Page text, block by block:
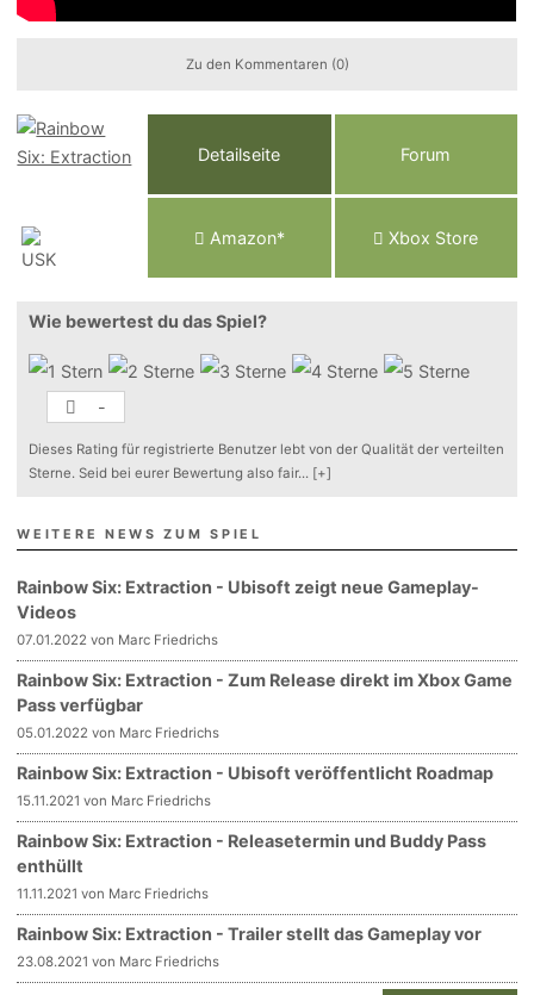
Zu den Kommentaren (0)
Detailseite Forum
Amazon* Xbox Store
Wie bewertest du das Spiel?
-
Dieses Rating für registrierte Benutzer lebt von der Qualität der verteilten
Sterne. Seid bei eurer Bewertung also fair... [+]
WEITERE NEWS ZUM SPIEL
Rainbow Six: Extraction - Ubisoft zeigt neue Gameplay-
Videos
07.01.2022 von Marc Friedrichs
Rainbow Six: Extraction - Zum Release direkt im Xbox Game
Pass verfügbar
05.01.2022 von Marc Friedrichs
Rainbow Six: Extraction - Ubisoft veröffentlicht Roadmap
15.11.2021 von Marc Friedrichs
Rainbow Six: Extraction - Releasetermin und Buddy Pass
enthüllt
11.11.2021 von Marc Friedrichs
Rainbow Six: Extraction - Trailer stellt das Gameplay vor
23.08.2021 von Marc Friedrichs